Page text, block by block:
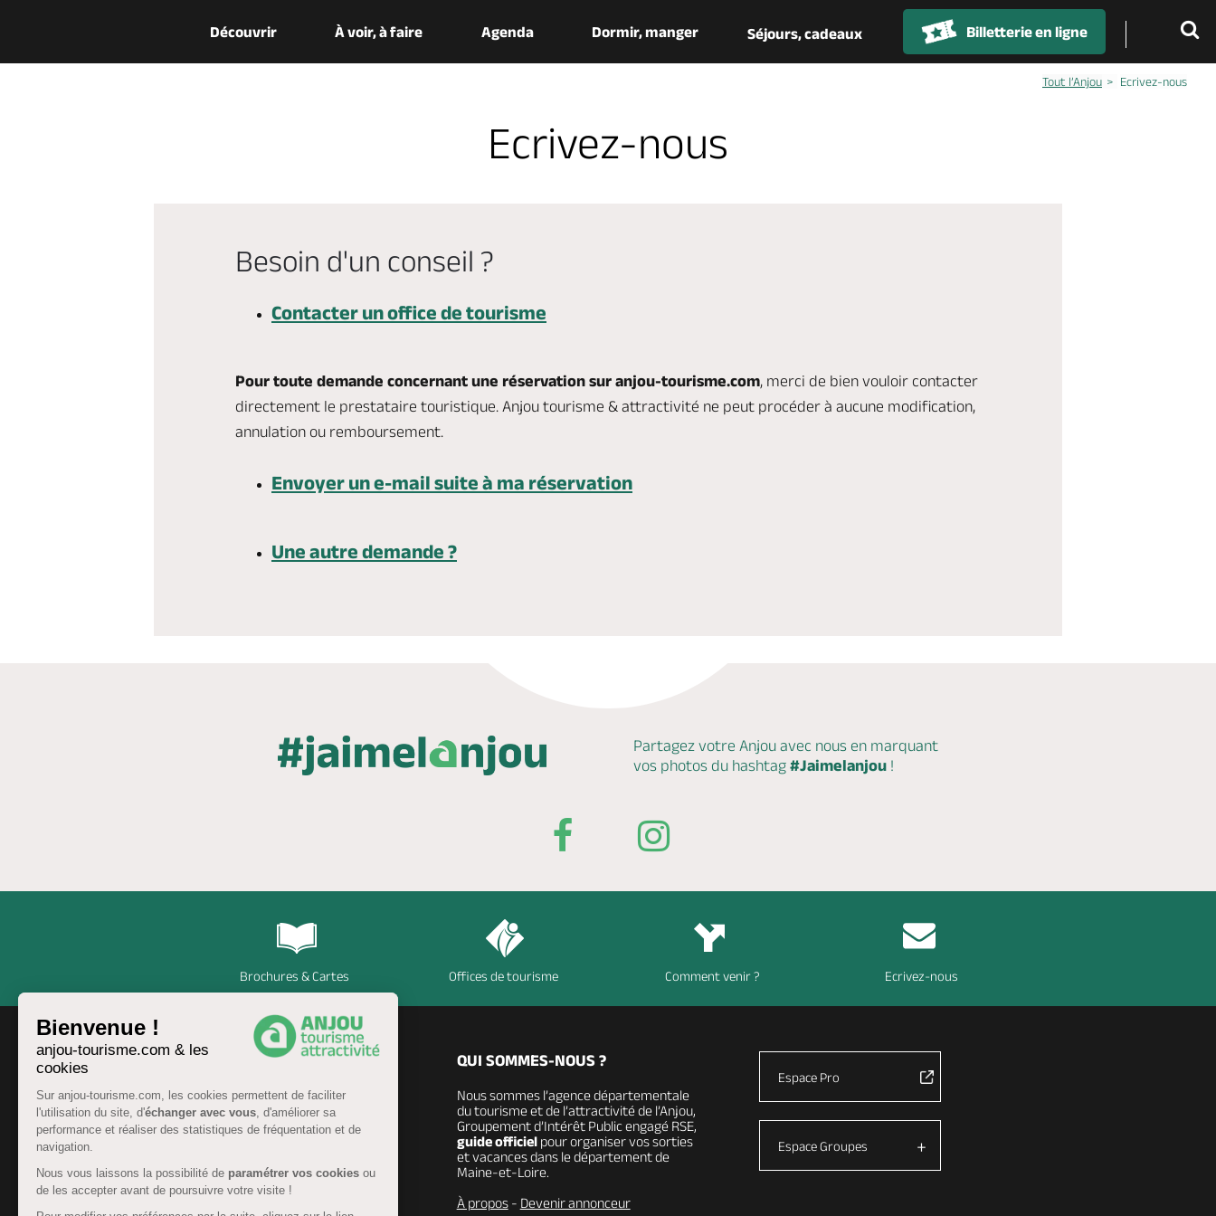
Bienvenue !
anjou-tourisme.com & les
cookies
Sur anjou-tourisme.com, les cookies permettent de faciliter
l'utilisation du site, d'échanger avec vous, d'améliorer sa
performance et réaliser des statistiques de fréquentation et de
navigation.
Nous vous laissons la possibilité de paramétrer vos cookies ou
de les accepter avant de poursuivre votre visite !
Découvrir À voir, à faire Agenda Dormir, manger Séjours, cadeaux Billetterie en ligne
Tout l’Anjou Ecrivez-nous
Ecrivez-nous
Besoin d'un conseil ?
Contacter un office de tourisme
Pour toute demande concernant une réservation sur anjou-tourisme.com, merci de bien vouloir contacter
directement le prestataire touristique. Anjou tourisme & attractivité ne peut procéder à aucune modification,
annulation ou remboursement.
Envoyer un e-mail suite à ma réservation
Une autre demande ?
Partagez votre Anjou avec nous en marquant
vos photos du hashtag #Jaimelanjou !
Brochures & Cartes Offices de tourisme Comment venir ? Ecrivez-nous
QUI SOMMES-NOUS ?
Nous sommes l’agence départementale
du tourisme et de l’attractivité de l’Anjou,
Groupement d’Intérêt Public engagé RSE,
guide officielpour organiser vos sorties
et vacances dans le département de
Maine-et-Loire.
À propos- Devenir annonceur
Espace Pro
Espace Groupes